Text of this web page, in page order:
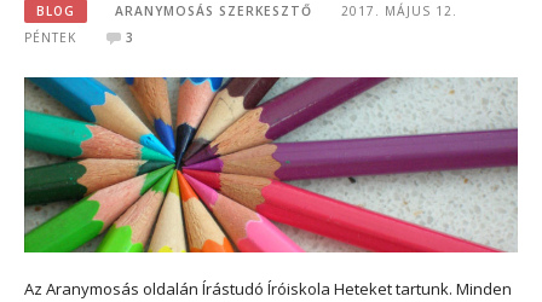
BLOG ARANYMOSÁS SZERKESZTŐ
2017. MÁJUS 12.
PÉNTEK
3
Az Aranymosás oldalán Írástudó Íróiskola Heteket tartunk. Minden